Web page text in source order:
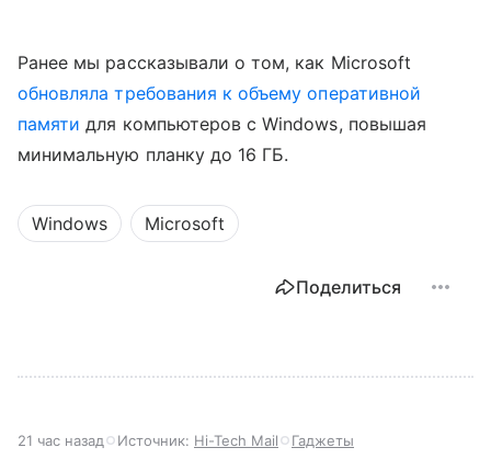
Ранее мы рассказывали о том, как Microsoft
обновляла требования к объему оперативной
памяти для компьютеров с Windows, повышая
минимальную планку до 16 ГБ.
Windows Microsoft
Поделиться
21 час назад Источник: Hi-Tech Mail Гаджеты